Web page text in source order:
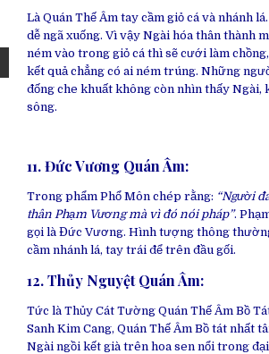
Là Quán Thế Âm tay cầm giỏ cá và nhánh
dễ ngã xuống. Vì vậy Ngài hóa thân thành
ném vào trong giỏ cá thì sẽ cưới làm
kết quả chẳng có ai ném trúng. Những
đống che khuất không còn nhìn thấy
sông.
11. Đức Vương Quán Âm:
Trong phẩm Phổ Môn chép rằng: “Người
thân Phạm Vương mà vì đó nói pháp”.
gọi là Đức Vương. Hình tượng thông
cầm nhánh lá, tay trái để trên đầu gối.
12. Thủy Nguyệt Quán Âm:
Tức là Thủy Cát Tường Quán Thế Âm Bồ
Sanh Kim Cang, Quán Thế Âm Bồ tát nhất
Ngài ngồi kết già trên hoa sen nổi trong